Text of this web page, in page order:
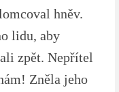
hněv.
lidu, aby
zpět. Nepřítel
Zněla jeho